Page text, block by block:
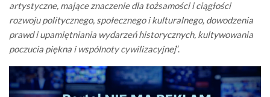
artystyczne, mające znaczenie dla tożsamości i ciągłości
rozwoju politycznego, społecznego i kulturalnego, dowodzenia
prawd i upamiętniania wydarzeń historycznych, kultywowania
poczucia piękna i wspólnoty cywilizacyjnej”.